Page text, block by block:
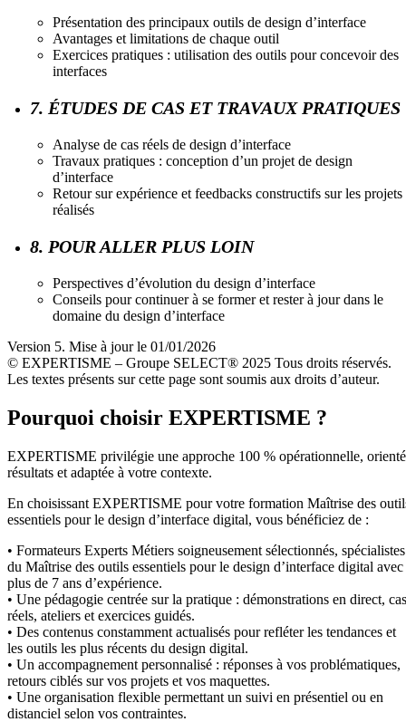
Présentation des principaux outils de design d’interface
Avantages et limitations de chaque outil
Exercices pratiques : utilisation des outils pour concevoir des
interfaces
7. ÉTUDES DE CAS ET TRAVAUX PRATIQUES
Analyse de cas réels de design d’interface
Travaux pratiques : conception d’un projet de design
d’interface
Retour sur expérience et feedbacks constructifs sur les projets
réalisés
8. POUR ALLER PLUS LOIN
Perspectives d’évolution du design d’interface
Conseils pour continuer à se former et rester à jour dans le
domaine du design d’interface
Version 5. Mise à jour le 01/01/2026
© EXPERTISME – Groupe SELECT® 2025 Tous droits réservés.
Les textes présents sur cette page sont soumis aux droits d’auteur.
Pourquoi choisir EXPERTISME ?
EXPERTISME privilégie une approche 100 % opérationnelle,
résultats et adaptée à votre contexte.
En choisissant EXPERTISME pour votre formation Maîtrise des
essentiels pour le design d’interface digital, vous bénéficiez de :
• Formateurs Experts Métiers soigneusement sélectionnés, spécialistes
du Maîtrise des outils essentiels pour le design d’interface digital avec
plus de 7 ans d’expérience.
• Une pédagogie centrée sur la pratique : démonstrations en direct, cas
réels, ateliers et exercices guidés.
• Des contenus constamment actualisés pour refléter les tendances et
les outils les plus récents du design digital.
• Un accompagnement personnalisé : réponses à vos problématiques,
retours ciblés sur vos projets et vos maquettes.
• Une organisation flexible permettant un suivi en présentiel ou en
distanciel selon vos contraintes.